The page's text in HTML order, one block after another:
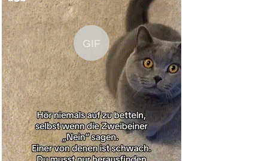
Dio - Patch Aufnäher - Ho...
GIF